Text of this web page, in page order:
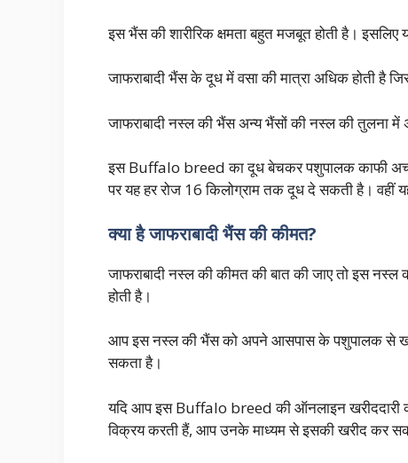
इस भैंस की शारीरिक क्षमता बहुत मजबूत होती है।
जाफराबादी भैंस के दूध में वसा की मात्रा अधिक होती है
जाफराबादी नस्ल की भैंस अन्य भैंसों की नस्ल की तुलना
इस Buffalo breed का दूध बेचकर पशुपालक काफी
पर यह हर रोज 16 किलोग्राम तक दूध दे सकती है।
क्या है जाफराबादी भैंस की कीमत?
जाफराबादी नस्ल की कीमत की बात की जाए तो इस
होती है।
आप इस नस्ल की भैंस को अपने आसपास के पशुपालक से
सकता है।
यदि आप इस Buffalo breed की ऑनलाइन खरीददारी
विक्रय करती हैं, आप उनके माध्यम से इसकी खरीद कर